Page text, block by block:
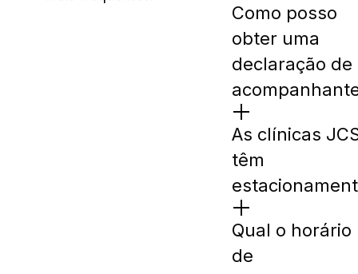
Como posso
obter uma
declaração de
As clínicas
têm
Qual o horário
de